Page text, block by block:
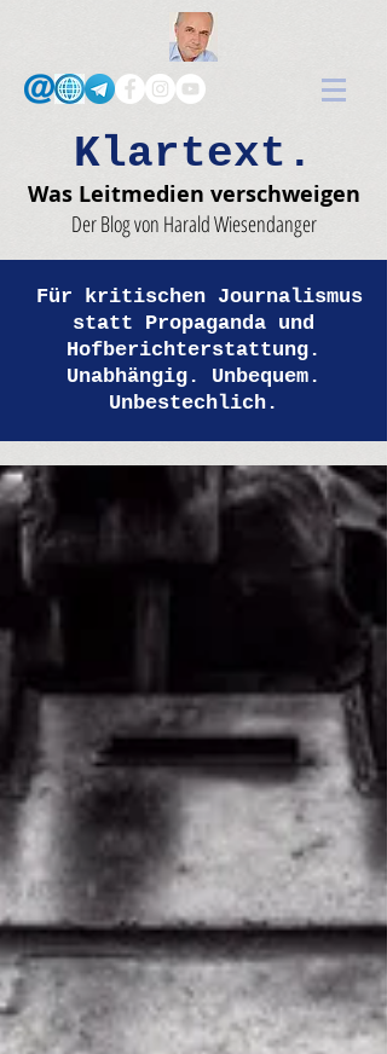
Klartext.
Was Leitmedien verschweigen
Der Blog von Harald Wiesendanger
Für kritischen Journalismus
statt Propaganda und
Hofberichterstattung.
Unabhängig. Unbequem.
Unbestechlich.